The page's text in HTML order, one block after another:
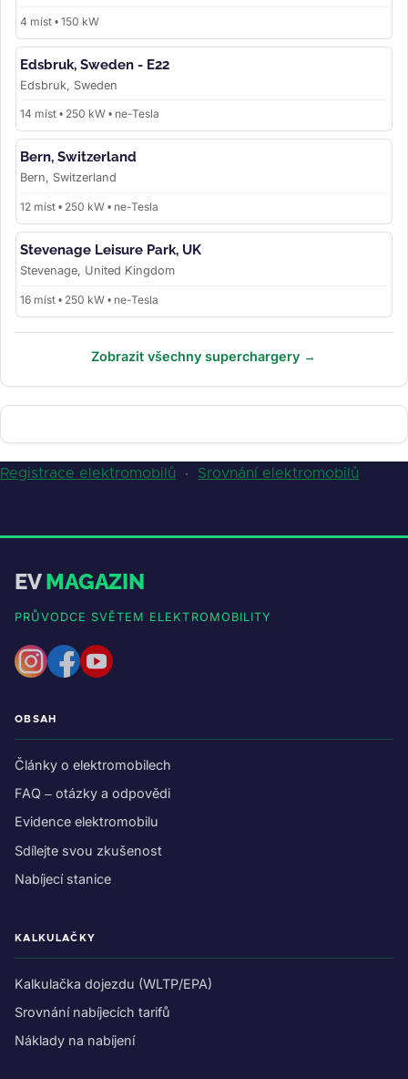
4 míst • 150 kW
Edsbruk, Sweden - E22
Edsbruk, Sweden
14 míst • 250 kW • ne-Tesla
Bern, Switzerland
Bern, Switzerland
12 míst • 250 kW • ne-Tesla
Stevenage Leisure Park, UK
Stevenage, United Kingdom
16 míst • 250 kW • ne-Tesla
Zobrazit všechny superchargery →
Registrace elektromobilů · Srovnání elektromobilů
EVMAGAZIN
PRŮVODCE SVĚTEM ELEKTROMOBILITY
OBSAH
Články o elektromobilech
FAQ – otázky a odpovědi
Evidence elektromobilu
Sdílejte svou zkušenost
Nabíjecí stanice
KALKULAČKY
Kalkulačka dojezdu (WLTP/EPA)
Srovnání nabíjecích tarifů
Náklady na nabíjení